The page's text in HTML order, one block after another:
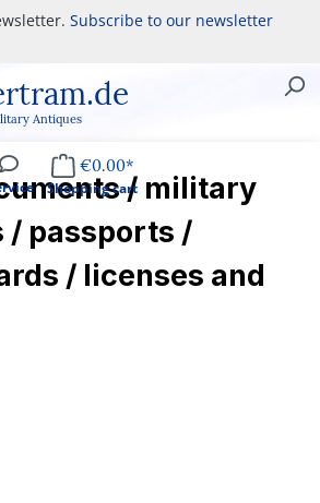
Subscribe to our newsletter
Antiques
€0.00*
Shopping cart/ military
/ passports /
/ licenses and